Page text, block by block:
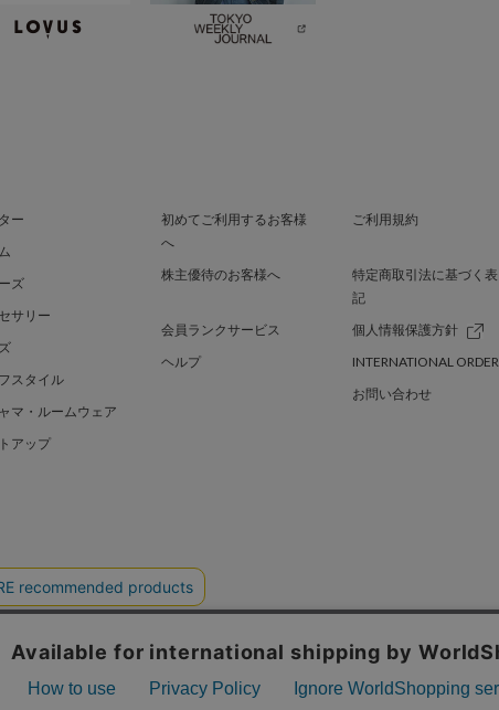
ー
ズ
サリー
スタイル
マ・ルームウェア
アップ
初めてご利用するお客様
へ
ご利用規約
株主優待のお客様へ
特定商取引法に基づく表
記
会員ランクサービス
個人情報保護方針
ヘルプ
INTERNATIONAL
お問い合わせ
SHEL’TTER GREEN 採用情報
ALL RIGHTS RESERVED.